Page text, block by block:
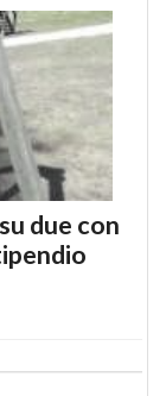
due con